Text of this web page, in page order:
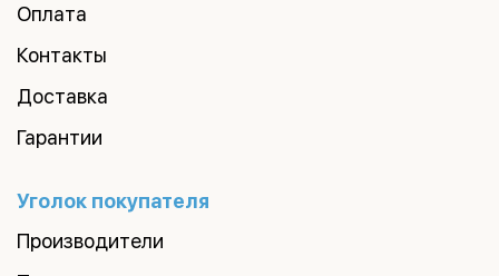
Оплата
Контакты
Доставка
Гарантии
Уголок покупателя
Производители